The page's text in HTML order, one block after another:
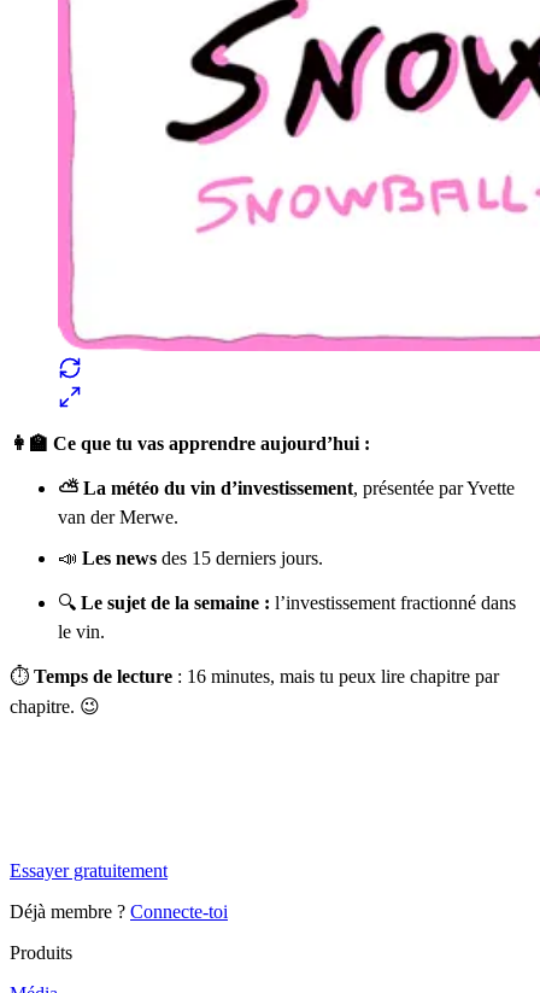
👩‍🏫 Ce que tu vas apprendre aujourd’hui :
⛅ La météo du vin d’investissement, présentée par Yvette
van der Merwe.
📣 Les news des 15 derniers jours.
🔍 Le sujet de la semaine : l’investissement fractionné dans
le vin.
⏱️ Temps de lecture : 16 minutes, mais tu peux lire chapitre par
chapitre. 😉
Essayer gratuitement
Déjà membre ? Connecte-toi
Produits